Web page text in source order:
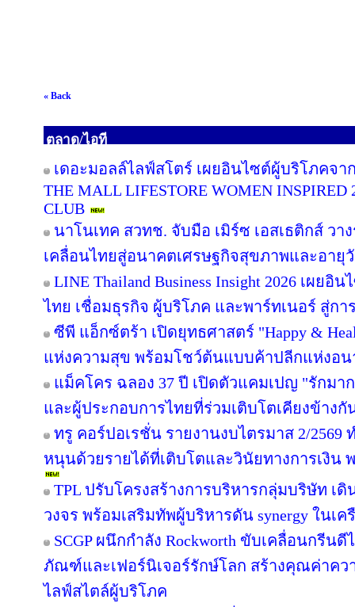
« Back
ตลาด/ไอที
เดอะมอลล์ไลฟ์สโตร์ เผยอินไซต์ผู้บริโภคจา
THE MALL LIFESTORE WOMEN INSPIRED
CLUB
นาโนเทค สวทช. จับมือ เมิร์ซ เอสเธติกส์ วา
เคลื่อนไทยสู่อนาคตเศรษฐกิจสุขภาพและอายุ
LINE Thailand Business Insight 2026 เผย
ไทย เชื่อมธุรกิจ ผู้บริโภค และพาร์ทเนอร์ สู่กา
ซีพี แอ็กซ์ตร้า เปิดยุทธศาสตร์ "Happy &
แห่งความสุข พร้อมโชว์ต้นแบบค้าปลีกแห่งอ
แม็คโคร ฉลอง 37 ปี เปิดตัวแคมเปญ "รักม
และผู้ประกอบการไทยที่ร่วมเติบโตเคียงข้างกั
ทรู คอร์ปอเรชั่น รายงานงบไตรมาส 2/2569
หนุนด้วยรายได้ที่เติบโตและวินัยทางการเงิน
TPL ปรับโครงสร้างการบริหารกลุ่มบริษัท เ
วงจร พร้อมเสริมทัพผู้บริหารดัน synergy ในเค
SCGP ผนึกกำลัง Rockworth ขับเคลื่อนกรี
ภัณฑ์และเฟอร์นิเจอร์รักษ์โลก สร้างคุณค่าคว
ไลฟ์สไตล์ผู้บริโภค